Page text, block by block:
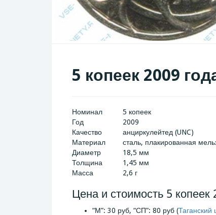
5 копеек 2009
Номинал
5 копеек
Год
2009
Качество
анциркулейтед (UNC)
Материал
сталь, плакированная
Диаметр
18,5 мм
Толщина
1,45 мм
Масса
2,6 г
Цена и стоимость 5 копеек
“М”: 30 руб, “СП”: 80 руб (Таганский